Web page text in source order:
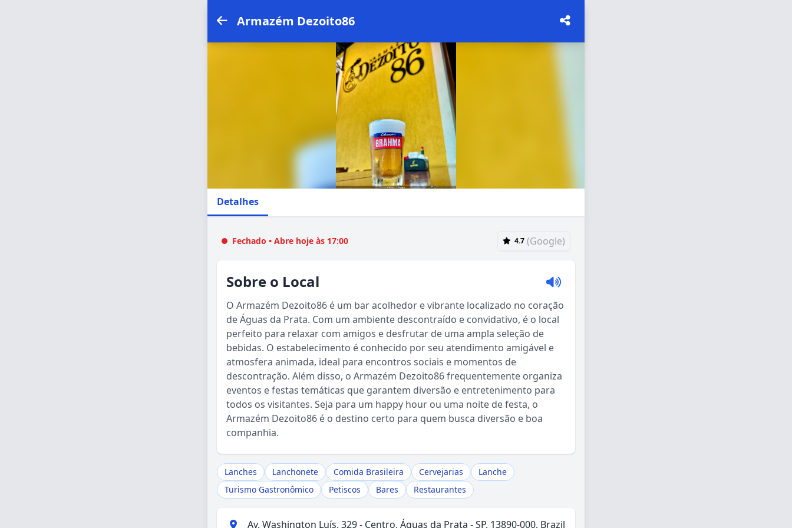
Armazém Dezoito86
Detalhes
Fechado • Abre hoje às 17:00 4.7 (Google)
Sobre o Local
O Armazém Dezoito86 é um bar acolhedor e vibrante localizado no coração
de Águas da Prata. Com um ambiente descontraído e convidativo, é o local
perfeito para relaxar com amigos e desfrutar de uma ampla seleção de
bebidas. O estabelecimento é conhecido por seu atendimento amigável e
atmosfera animada, ideal para encontros sociais e momentos de
descontração. Além disso, o Armazém Dezoito86 frequentemente organiza
eventos e festas temáticas que garantem diversão e entretenimento para
todos os visitantes. Seja para um happy hour ou uma noite de festa, o
Armazém Dezoito86 é o destino certo para quem busca diversão e boa
companhia.
Lanches Lanchonete Comida Brasileira Cervejarias
Lanche
Turismo Gastronômico
Petiscos Bares Restaurantes
Av. Washington Luís, 329 - Centro, Águas da Prata - SP, 13890-000, Brazil
Sou Turista em Águas da Prata